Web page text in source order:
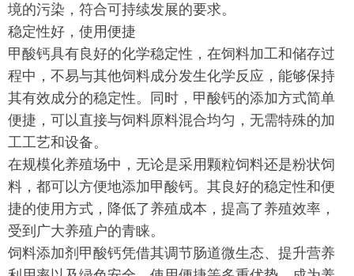
境的污染，符合可持续发展的要求。
稳定性好，使用便捷
甲酸钙具有良好的化学稳定性，在饲料加工和储存过
程中，不易与其他饲料成分发生化学反应，能够保持
其有效成分的稳定性。同时，甲酸钙的添加方式简单
便捷，可以直接与饲料原料混合均匀，无需特殊的加
工工艺和设备。
在规模化养殖场中，无论是采用颗粒饲料还是粉状饲
料，都可以方便地添加甲酸钙。其良好的稳定性和便
捷的使用方式，降低了养殖成本，提高了养殖效率，
受到广大养殖户的青睐。
饲料添加剂甲酸钙凭借其调节肠道微生态、提升营养